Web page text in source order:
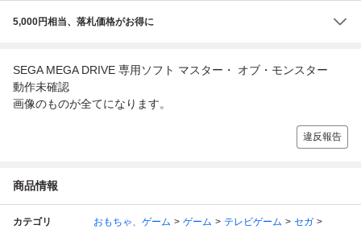
5,000円相当、落札価格がお得に
SEGA MEGA DRIVE 専用ソフト マスター・ オブ・モンスター
動作未確認
画像のものが全てになります。
違反報告
商品情報
カテゴリ おもちゃ、ゲーム ゲーム テレビゲーム
セガ